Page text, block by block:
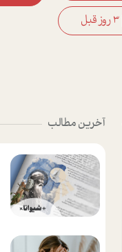
3 روز قبل
آخرین مطالب